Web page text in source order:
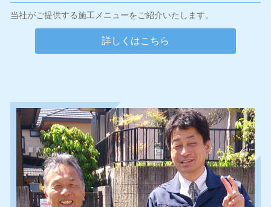
当社がご提供する施工メニューをご紹介いたします。
詳しくはこちら